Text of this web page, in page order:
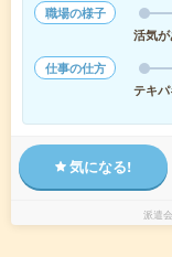
職場の様子
活気が
仕事の仕方
テキパ
気になる!
派遣